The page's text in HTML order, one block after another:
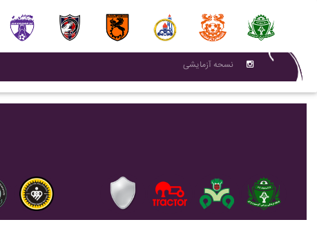
نسحه آزمایشی